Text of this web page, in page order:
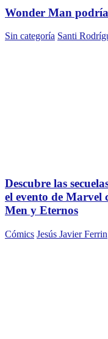
Wonder Man podría
Sin categoría Santi
Descubre las
el evento de Marvel
Men y Eternos
Cómics Jesús Javier Ferrin